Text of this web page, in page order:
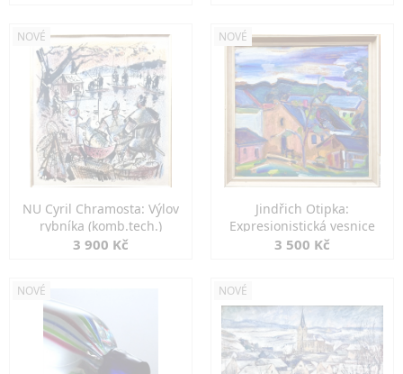
NOVÉ
NU Cyril Chramosta: Výlov
rybníka (komb.tech.)
3 900 Kč
NOVÉ
Jindřich Otipka:
Expresionistická vesnice
3 500 Kč
NOVÉ NOVÉ